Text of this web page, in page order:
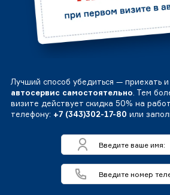
Лучший способ убедиться — приехать и
автосервис самостоятельно. Тем
визите действует скидка 50% на
телефону: +7 (343)302-17-80 или